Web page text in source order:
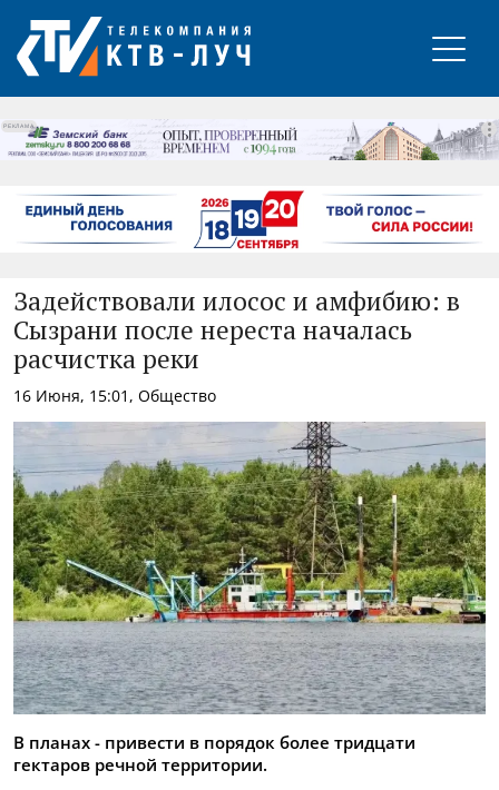
РЕКЛАМА
Задействовали илосос и амфибию: в
Сызрани после нереста началась
расчистка реки
16 Июня, 15:01, Общество
В планах - привести в порядок более тридцати
гектаров речной территории.